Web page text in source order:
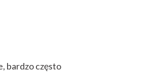
bardzo często